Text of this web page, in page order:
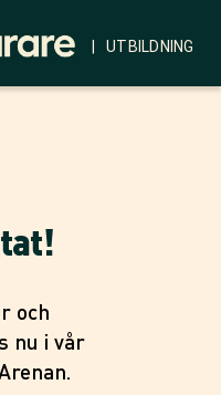
| UTBILDNING
och
nu i vår